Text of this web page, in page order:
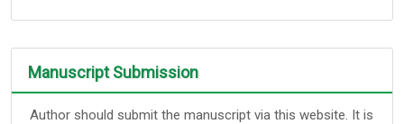
Manuscript Submission
Author should submit the manuscript via this website. It is